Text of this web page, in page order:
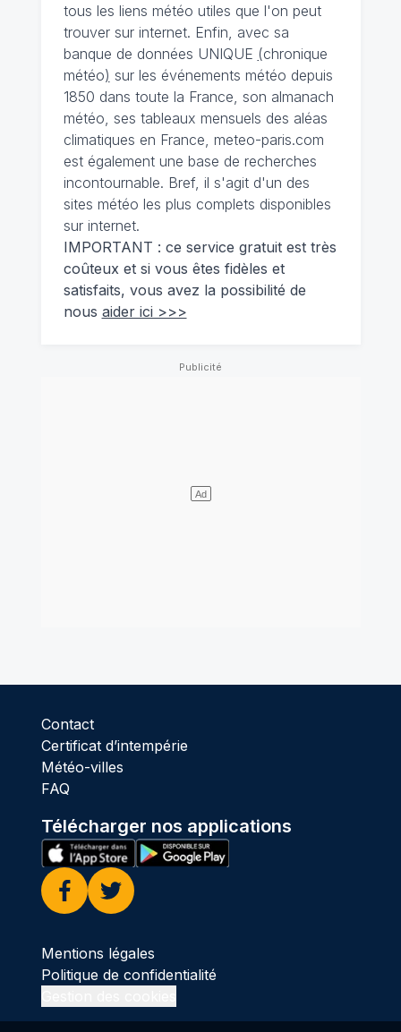
tous les liens météo utiles que l'on peut
trouver sur internet. Enfin, avec sa
banque de données UNIQUE (chronique
météo) sur les événements météo depuis
1850 dans toute la France, son almanach
météo, ses tableaux mensuels des aléas
climatiques en France, meteo-paris.com
est également une base de recherches
incontournable. Bref, il s'agit d'un des
sites météo les plus complets disponibles
sur internet.
IMPORTANT : ce service gratuit est très
coûteux et si vous êtes fidèles et
satisfaits, vous avez la possibilité de
nous aider ici >>>
Contact
Certificat d’intempérie
Météo-villes
FAQ
Télécharger nos applications
Facebook
Twitter
Mentions légales
Politique de confidentialité